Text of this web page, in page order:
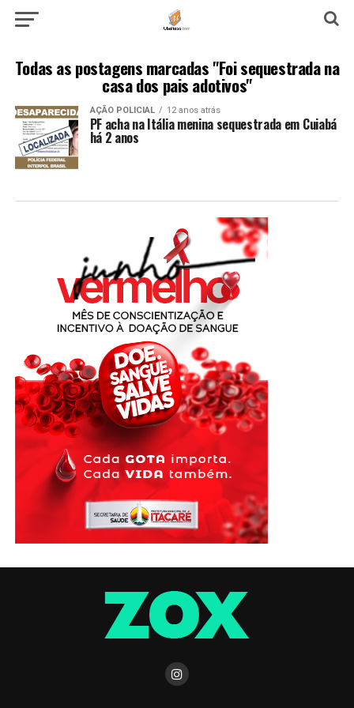
Todas as postagens marcadas "Foi sequestrada na
casa dos pais adotivos"
AÇÃO POLICIAL 12 anos atrás
PF acha na Itália menina sequestrada em Cuiabá
há 2 anos